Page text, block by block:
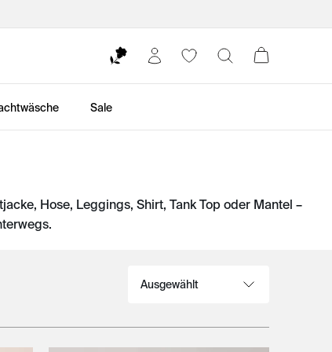
Sale
Hose, Leggings, Shirt, Tank Top oder Mantel –